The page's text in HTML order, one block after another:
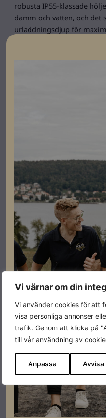
Vi värnar om din
Vi använder cookies för att
visa personliga annonser
trafik. Genom att klicka på
till vår användning av
Anpassa Avvisa
robusta IP55-klassade
damm och vatten, och det
urladdningsdjup för
Specifikationer
Varumärke
Effekt
Mått (Bredd,
Djup, Höjd)
Vikt ＜
Max. C-tal 1C